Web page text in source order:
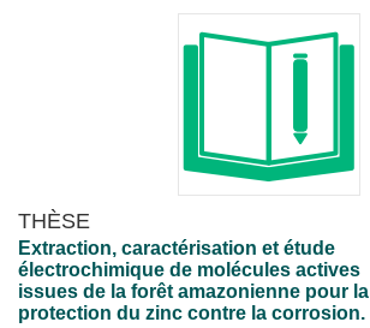
THÈSE
Extraction, caractérisation et étude
électrochimique de molécules actives
issues de la forêt amazonienne pour la
protection du zinc contre la corrosion.